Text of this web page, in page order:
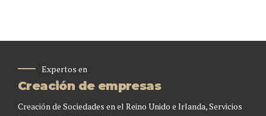
Expertos en
Creación de empresas
Creación de Sociedades en el Reino Unido e Irlanda, Servicios